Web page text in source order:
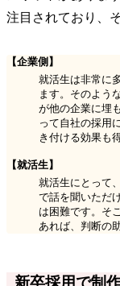
注目されており、
【企業側】
就活生は非常に
ます。そのよう
が他の企業に埋
って自社の採用
き付ける効果も
【就活生】
就活生にとって
で話を聞いただ
は困難です。そ
あれば、判断の
新卒採用で制